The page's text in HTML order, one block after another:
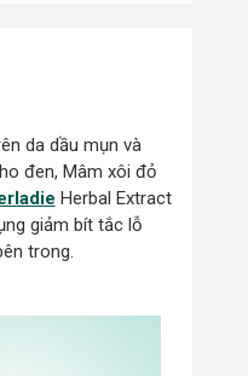
da dầu mụn và
đen, Mâm xôi đỏ
Herbal Extract
giảm bít tắc lỗ
trong.